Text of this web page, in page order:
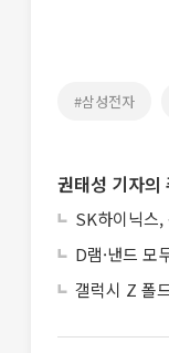
#삼성전자
권태성 기자의
SK하이닉스
D램·낸드
갤럭시 Z 폴